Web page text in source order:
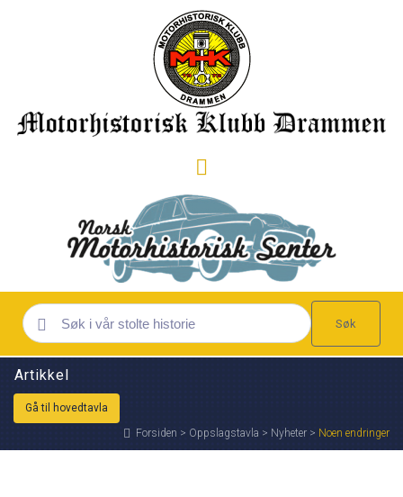
Søk
Artikkel
Gå til hovedtavla
Forsiden > Oppslagstavla > Nyheter > Noen endringer